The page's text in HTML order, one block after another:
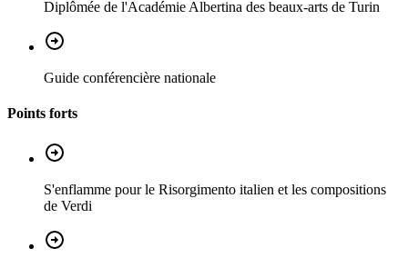
Diplômée de l'Académie Albertina des beaux-arts de Turin
Guide conférencière nationale
Points forts
S'enflamme pour le Risorgimento italien et les compositions
de Verdi